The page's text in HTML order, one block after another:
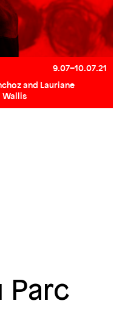
9.07–10.07.21
and Lauriane
Wallis
Parc